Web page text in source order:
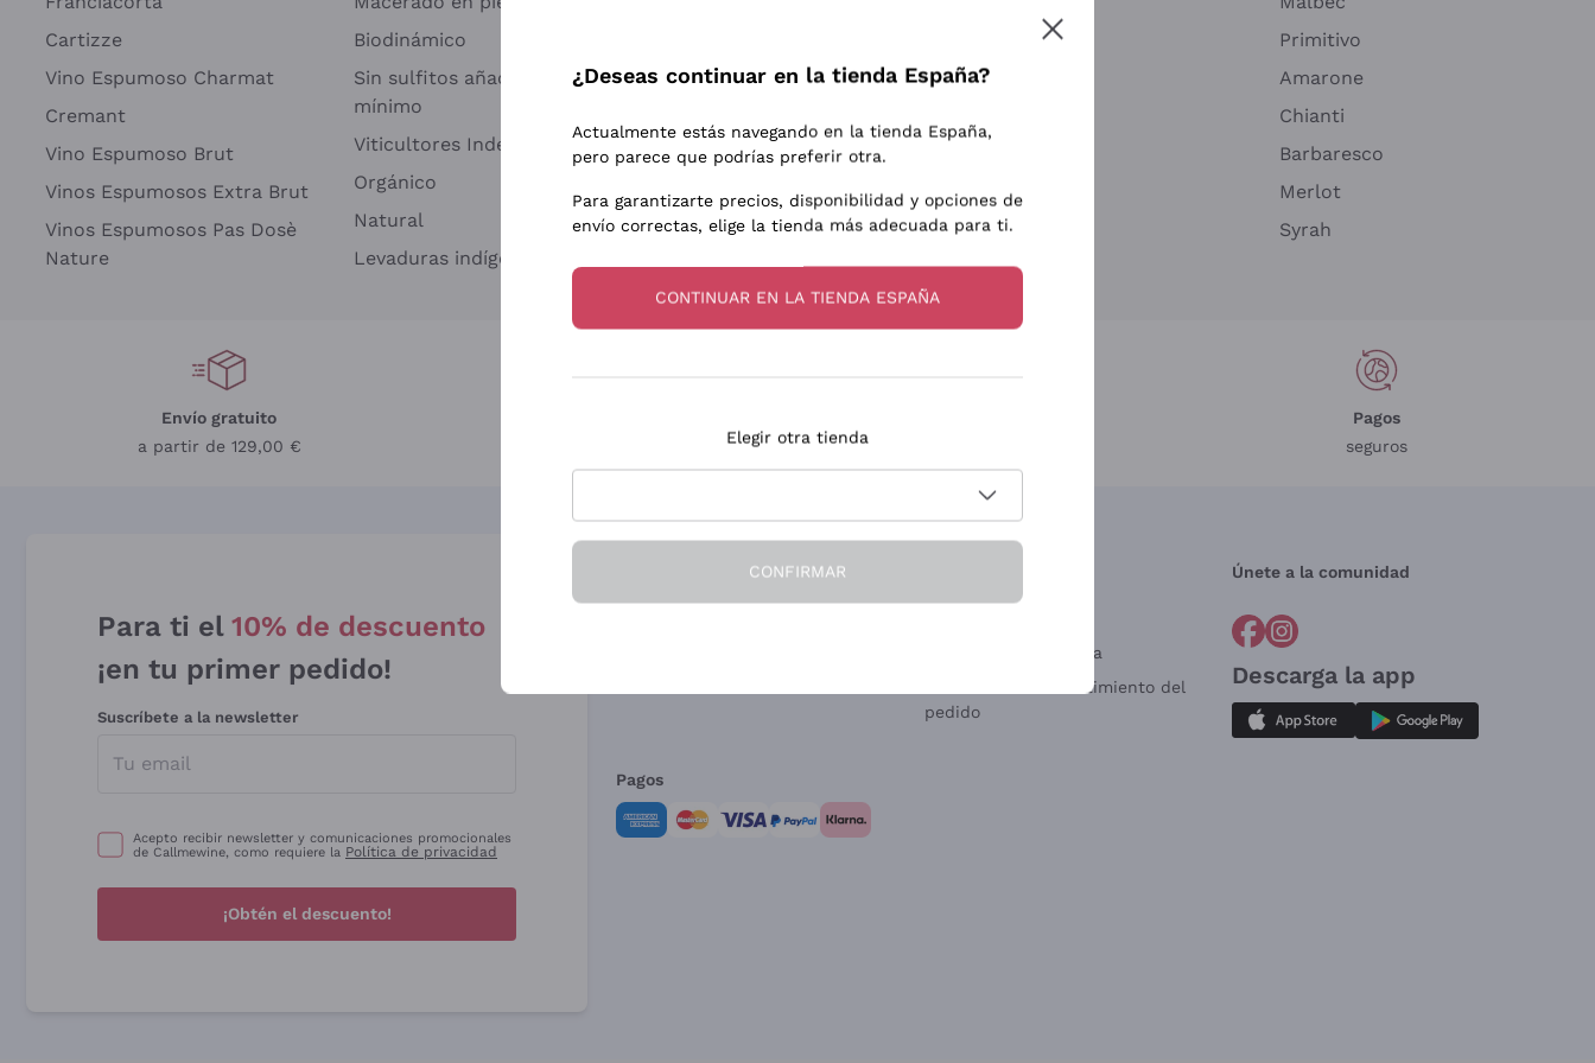
Cartizze
Vino Espumoso Charmat
Cremant
Vino Espumoso Brut
Vinos Espumosos Extra Brut
Vinos Espumosos Pas Dosè
Nature
Biodinámico
Sin sulfitos añadidos o
mínimo
Viticultores Independientes
Orgánico
Natural
Levaduras indígenas
Biondi Santi
Argiolas
Zenato
Ca' dei Frati
Sancerre
Pinot Gris
Sauvignon
Primitivo
Amarone
Chianti
Barbaresco
Merlot
Syrah
Envío gratuito
a partir de 129,00 €
Pagos
seguros
Para ti el 10% de descuento
¡en tu primer pedido!
Suscríbete a la newsletter
Acepto recibir newsletter y comunicaciones promocionales
de Callmewine, como requiere la Política de privacidad
¡Obtén el descuento!
Condiciones de Venta
Formulario de desistimiento del
pedido
Únete a la comunidad
Descarga la app
Pagos
Suscribirme
Para más información, lee nuestraPolítica de privacidad
¿Deseas continuar en la tienda España?
Actualmente estás navegando en la tienda España,
pero parece que podrías preferir otra.
Para garantizarte precios, disponibilidad y opciones de
envío correctas, elige la tienda más adecuada para ti.
CONTINUAR EN LA TIENDA ESPAÑA
Elegir otra tienda
CONFIRMAR